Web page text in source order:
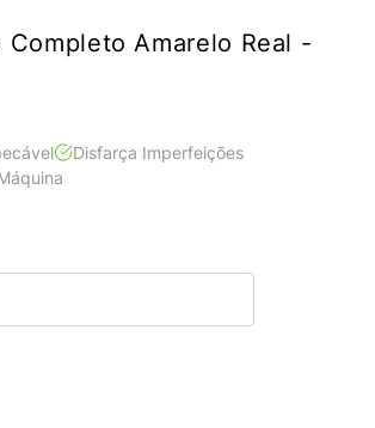
Completo Amarelo Real -
Disfarça Imperfeições